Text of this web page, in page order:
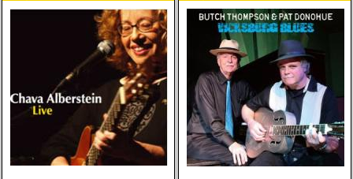
one-drop